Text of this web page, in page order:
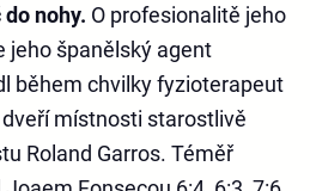
nohy. O profesionalitě jeho
jeho španělský agent
během chvilky fyzioterapeut
místnosti starostlivě
Roland Garros. Téměř